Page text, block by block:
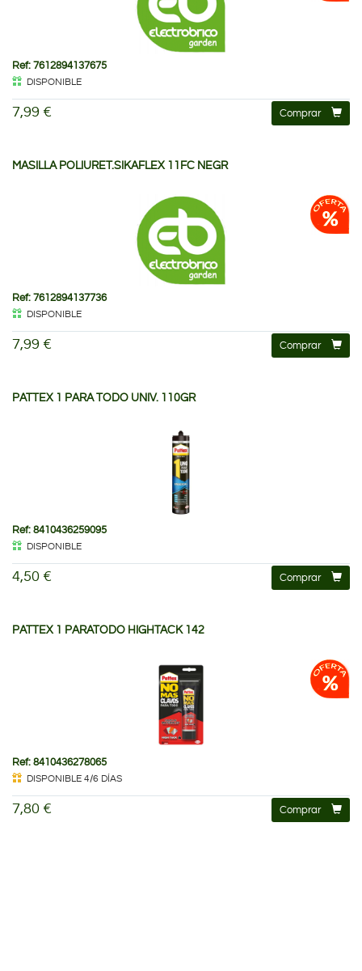
Ref: 7612894137675
DISPONIBLE
7,99 € Comprar
MASILLA POLIURET.SIKAFLEX 11FC NEGR
Ref: 7612894137736
DISPONIBLE
7,99 € Comprar
PATTEX 1 PARA TODO UNIV. 110GR
Ref: 8410436259095
DISPONIBLE
4,50 € Comprar
PATTEX 1 PARATODO HIGHTACK 142
Ref: 8410436278065
DISPONIBLE 4/6 DÍAS
7,80 € Comprar